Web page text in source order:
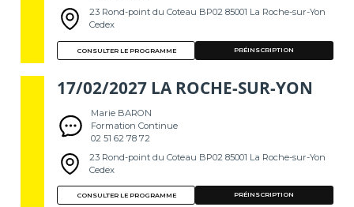
23 Rond-point du Coteau BP02 85001 La Roche-sur-Yon
Cedex
CONSULTER LE PROGRAMME PRÉINSCRIPTION
17/02/2027 LA ROCHE-SUR-YON
Marie BARON
Formation Continue
02 51 62 78 72
23 Rond-point du Coteau BP02 85001 La Roche-sur-Yon
Cedex
CONSULTER LE PROGRAMME PRÉINSCRIPTION